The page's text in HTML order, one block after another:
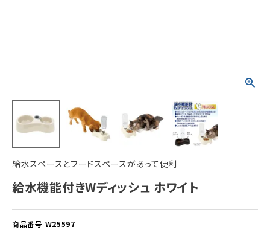
給水スペースとフードスペースがあって便利
給水機能付きWディッシュ ホワイト
商品番号 W25597